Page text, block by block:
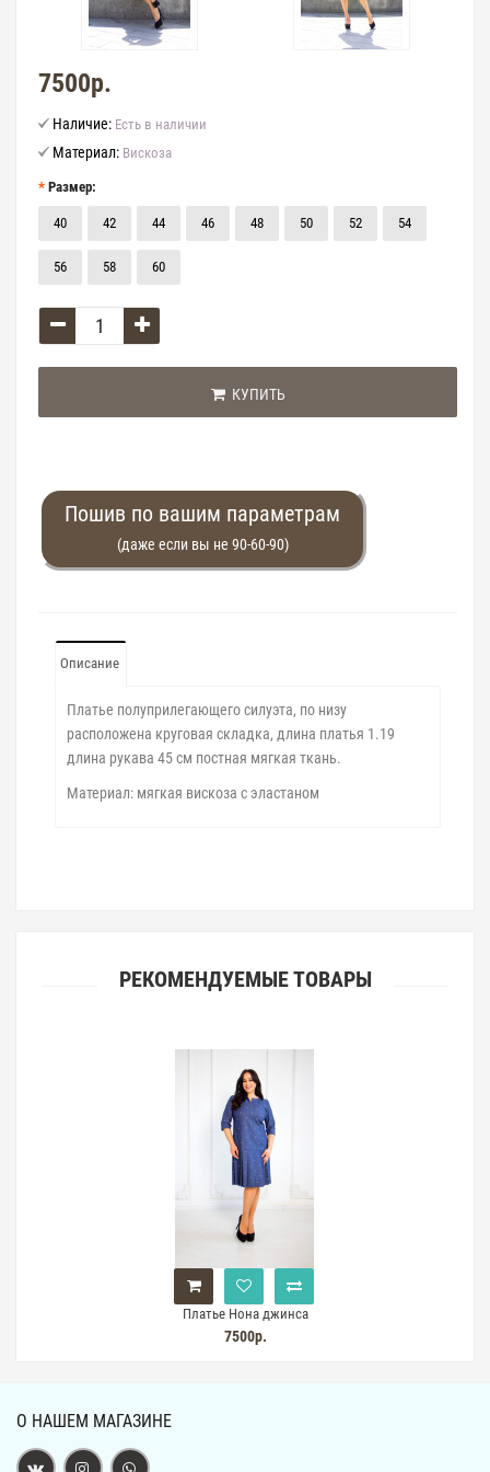
7500р.
Наличие: Есть в наличии
Материал: Вискоза
Размер:
40 42 44 46 48 50 52 54
56 58 60
КУПИТЬ
Пошив по вашим параметрам
(даже если вы не 90-60-90)
Описание
Платье полуприлегающего силуэта, по низу
расположена круговая складка, длина платья 1.19
длина рукава 45 см постная мягкая ткань.
Материал: мягкая вискоза с эластаном
РЕКОМЕНДУЕМЫЕ ТОВАРЫ
Платье Нона джинса
7500р.
О НАШЕМ МАГАЗИНЕ